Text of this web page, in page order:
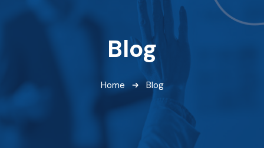
Blog
Home Blog